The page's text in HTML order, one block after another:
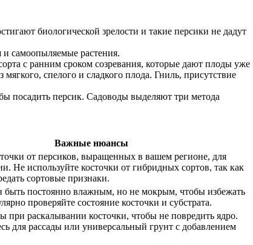
биологической зрелости и такие персики не дадут
самоопыляемые растения.
с ранним сроком созревания, которые дают плоды уже
спелого и сладкого плода. Гниль, присутствие
посадить персик. Садоводы выделяют три метода
Важные нюансы
от персиков, выращенных в вашем регионе, для
Не используйте косточки от гибридных сортов, так как
сортовые признаки.
быть постоянно влажным, но не мокрым, чтобы избежать
проверяйте состояние косточки и субстрата.
при раскалывании косточки, чтобы не повредить ядро.
для рассады или универсальный грунт с добавлением